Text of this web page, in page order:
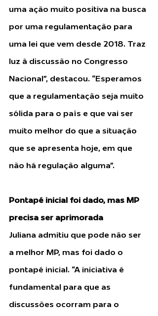
uma ação muito positiva na busca
por uma regulamentação para
uma lei que vem desde 2018. Traz
luz à discussão no Congresso
Nacional”, destacou. “Esperamos
que a regulamentação seja muito
sólida para o país e que vai ser
muito melhor do que a situação
que se apresenta hoje, em que
não há regulação alguma”.
Pontapé inicial foi dado, mas MP
precisa ser aprimorada
Juliana admitiu que pode não ser
a melhor MP, mas foi dado o
pontapé inicial. “A iniciativa é
fundamental para que as
discussões ocorram para o